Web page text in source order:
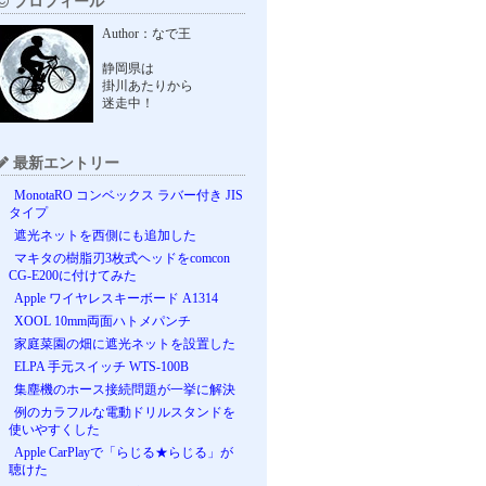
Author：なで王
静岡県は
掛川あたりから
迷走中！
最新エントリー
MonotaRO コンベックス ラバー付き JIS
タイプ
遮光ネットを西側にも追加した
マキタの樹脂刃3枚式ヘッドをcomcon
CG-E200に付けてみた
Apple ワイヤレスキーボード A1314
XOOL 10mm両面ハトメパンチ
家庭菜園の畑に遮光ネットを設置した
ELPA 手元スイッチ WTS-100B
集塵機のホース接続問題が一挙に解決
例のカラフルな電動ドリルスタンドを
使いやすくした
Apple CarPlayで「らじる★らじる」が
聴けた